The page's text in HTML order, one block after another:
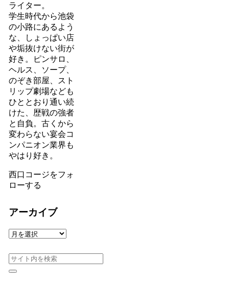
ライター。
学生時代から池袋
の小路にあるよう
な、しょっぱい店
や垢抜けない街が
好き。ピンサロ、
ヘルス、ソープ、
のぞき部屋、スト
リップ劇場なども
ひととおり通い続
けた、歴戦の強者
と自負。古くから
変わらない宴会コ
ンパニオン業界も
やはり好き。
西口コージをフォ
ローする
アーカイブ
ア
カ
イ